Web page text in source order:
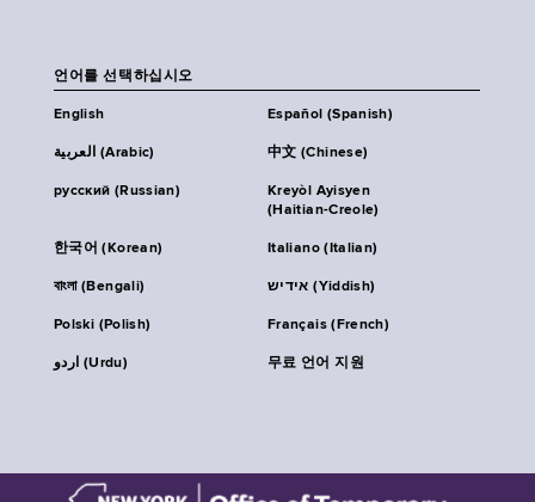
언어를 선택하십시오
English Español (Spanish)
العربية (Arabic) 中文 (Chinese)
русский (Russian)
Kreyòl Ayisyen
(Haitian-Creole)
한국어 (Korean) Italiano (Italian)
বাংলা (Bengali) אידיש (Yiddish)
Polski (Polish) Français (French)
اردو (Urdu) 무료 언어 지원